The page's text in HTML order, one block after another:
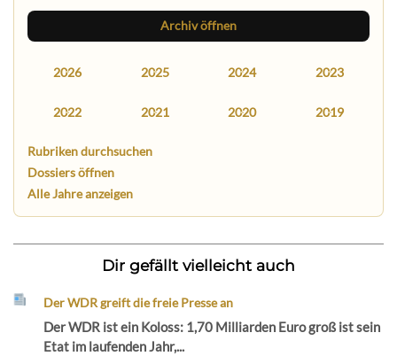
Archiv öffnen
2026 2025 2024 2023
2022 2021 2020 2019
Rubriken durchsuchen
Dossiers öffnen
Alle Jahre anzeigen
Dir gefällt vielleicht auch
Der WDR greift die freie Presse an
Der WDR ist ein Koloss: 1,70 Milliarden Euro groß ist sein
Etat im laufenden Jahr,...